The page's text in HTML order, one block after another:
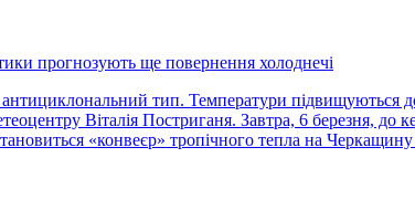
прогнозують ще повернення холоднечі
антициклональний тип. Температури
Віталія Постриганя. Завтра, 6 березня,
«конвеєр» тропічного тепла на